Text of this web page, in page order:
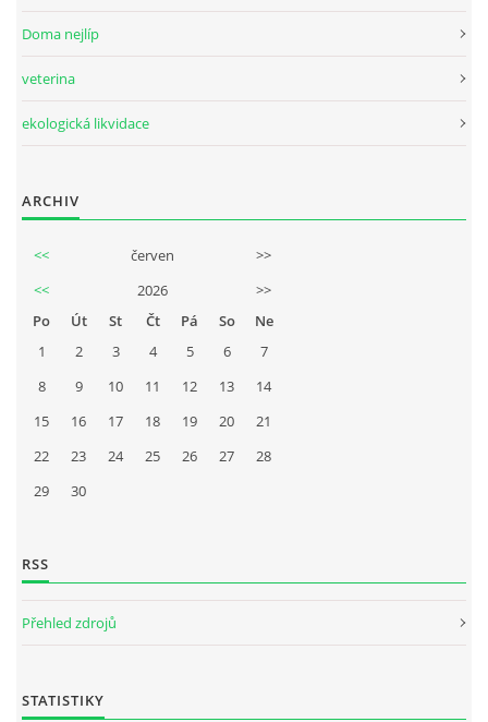
Doma nejlíp
veterina
ekologická likvidace
ARCHIV
<< červen
>>
<<
2026
>>
Po
Út St Čt Pá So
Ne
1
2 3 4 5 6
7
8
9 10 11 12 13
14
15
16 17 18 19 20
21
22
23 24 25 26 27
28
29
30
RSS
Přehled zdrojů
STATISTIKY